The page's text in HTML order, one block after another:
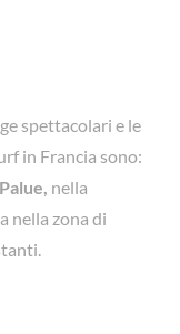
spettacolari e le
in Francia sono:
nella
nella zona di